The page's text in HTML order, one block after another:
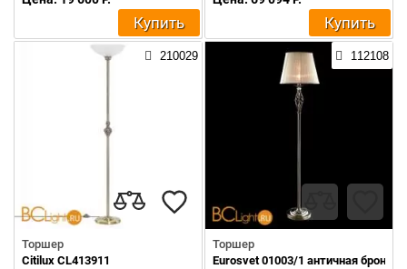
Купить Купить
210029
Торшер
Citilux CL413911
112108
Торшер
Eurosvet 01003/1 античная бронза